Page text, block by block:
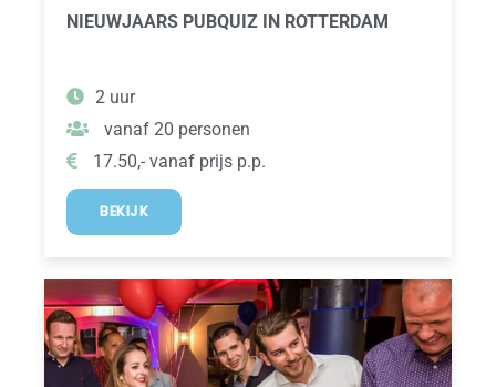
NIEUWJAARS PUBQUIZ IN ROTTERDAM
2 uur
vanaf 20 personen
17.50,- vanaf prijs p.p.
BEKIJK